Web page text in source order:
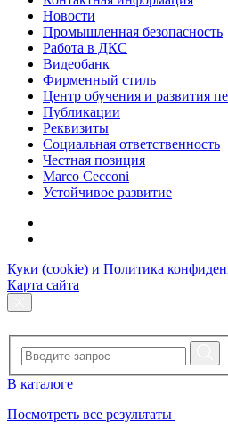
Новости
Промышленная безопасность
Работа в ДКС
Видеобанк
Фирменный стиль
Центр обучения и развития
Публикации
Реквизиты
Социальная ответственность
Честная позиция
Marco Cecconi
Устойчивое развитие
Куки (cookie) и Политика
Карта сайта
В каталоге
Посмотреть все результаты